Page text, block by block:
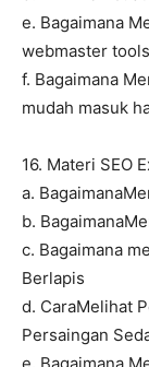
e. Bagaimana
webmaster tools
f. Bagaimana
mudah masuk
16. Materi SEO
a.
b.
c. Bagaimana
Berlapis
d. CaraMelihat
Persaingan